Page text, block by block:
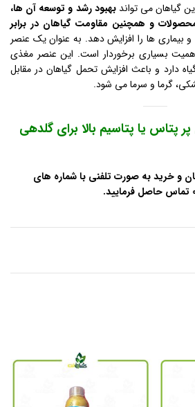
گیاهان می تواند بهبود رشد و توسعه آن ها،
و همچنین مقاومت گیاهان در برابر
بیماری ها را افزایش دهد. به عنوان یک عنصر
اهمیت بسیاری برخوردار است. این عنصر مغذی
دارد و باعث افزایش تحمل گیاهان در مقابل
گرما و سرما می شود.
پتاس یا پتاسیم بالا برای گلدهی
و خرید به صورت تلفنی با شماره های